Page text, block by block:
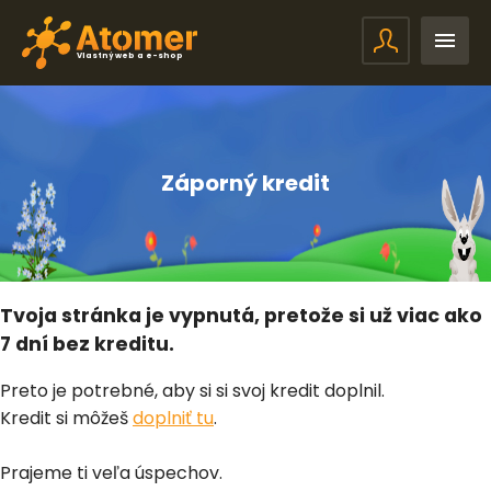
Vlastný web a e-shop
Záporný kredit
Tvoja stránka je vypnutá, pretože si už viac ako
7 dní bez kreditu.
Preto je potrebné, aby si si svoj kredit doplnil.
Kredit si môžešdoplniť tu.
Prajeme ti veľa úspechov.